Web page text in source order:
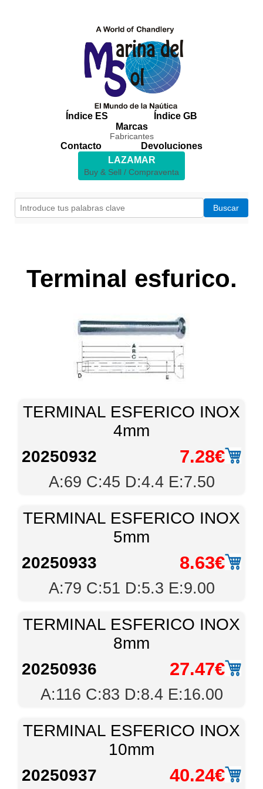
Índice ES
Índice GB
Marcas
Fabricantes
Contacto
Devoluciones
LAZAMAR
Buy & Sell / Compraventa
Terminal esfurico.
TERMINAL ESFERICO INOX
4mm
20250932
7.28€
A:69 C:45 D:4.4 E:7.50
TERMINAL ESFERICO INOX
5mm
20250933
8.63€
A:79 C:51 D:5.3 E:9.00
TERMINAL ESFERICO INOX
8mm
20250936
27.47€
A:116 C:83 D:8.4 E:16.00
TERMINAL ESFERICO INOX
10mm
20250937
40.24€